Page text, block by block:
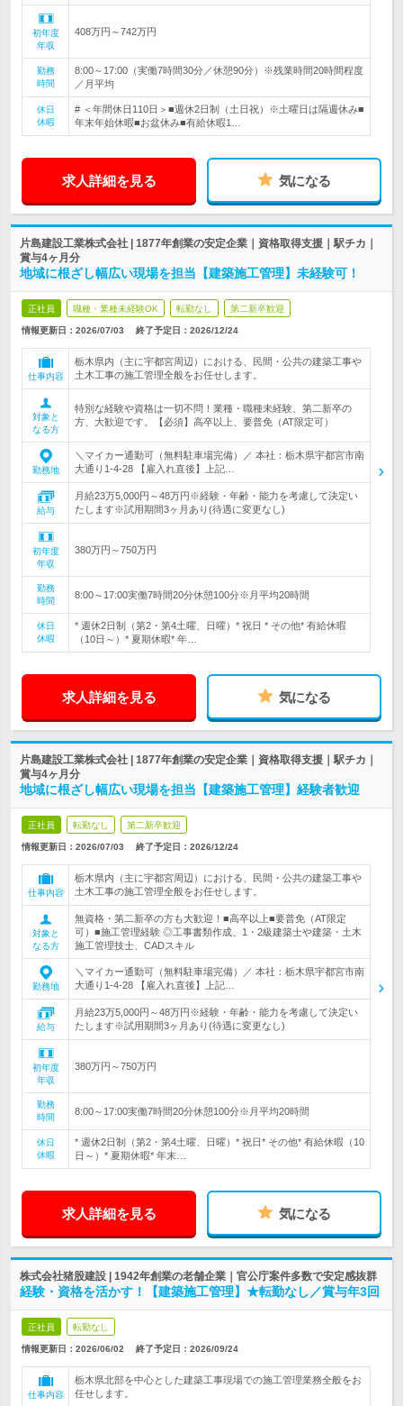
初年度
年収
408万円～742万円
勤務
時間
8:00～17:00（実働7時間30分／休憩90分）※残業時間20時間程度
／月平均
休日
休暇
# ＜年間休日110日＞■週休2日制（土日祝）※土曜日は隔週休み■
年末年始休暇■お盆休み■有給休暇1…
求人詳細を見る 気になる
片島建設工業株式会社 | 1877年創業の安定企業｜資格取得支援｜駅チカ｜
賞与4ヶ月分
地域に根ざし幅広い現場を担当【建築施工管理】未経験可！
正社員 職種・業種未経験OK 転勤なし 第二新卒歓迎
情報更新日：2026/07/03 終了予定日： 2026/12/24
仕事内容
栃木県内（主に宇都宮周辺）における、民間・公共の建築工事や
土木工事の施工管理全般をお任せします。
対象と
なる方
特別な経験や資格は一切不問！業種・職種未経験、第二新卒の
方、大歓迎です。【必須】高卒以上、要普免（AT限定可）
勤務地
＼マイカー通勤可（無料駐車場完備）／ 本社：栃木県宇都宮市南
大通り1-4-28 【雇入れ直後】上記…
給与
月給23万5,000円～48万円※経験・年齢・能力を考慮して決定い
たします※試用期間3ヶ月あり(待遇に変更なし)
初年度
年収
380万円～750万円
勤務
時間
8:00～17:00実働7時間20分休憩100分※月平均20時間
休日
休暇
* 週休2日制（第2・第4土曜、日曜）* 祝日 * その他* 有給休暇
（10日～）* 夏期休暇* 年…
求人詳細を見る 気になる
片島建設工業株式会社 | 1877年創業の安定企業｜資格取得支援｜駅チカ｜
賞与4ヶ月分
地域に根ざし幅広い現場を担当【建築施工管理】経験者歓迎
正社員 転勤なし 第二新卒歓迎
情報更新日：2026/07/03 終了予定日： 2026/12/24
仕事内容
栃木県内（主に宇都宮周辺）における、民間・公共の建築工事や
土木工事の施工管理全般をお任せします。
対象と
なる方
無資格・第二新卒の方も大歓迎！■高卒以上■要普免（AT限定
可）■施工管理経験 ◎工事書類作成、1・2級建築士や建築・土木
施工管理技士、CADスキル
勤務地
＼マイカー通勤可（無料駐車場完備）／ 本社：栃木県宇都宮市南
大通り1-4-28 【雇入れ直後】上記…
給与
月給23万5,000円～48万円※経験・年齢・能力を考慮して決定い
たします※試用期間3ヶ月あり(待遇に変更なし)
初年度
年収
380万円～750万円
勤務
時間
8:00～17:00実働7時間20分休憩100分※月平均20時間
休日
休暇
* 週休2日制（第2・第4土曜、日曜）* 祝日* その他* 有給休暇（10
日～）* 夏期休暇* 年末…
求人詳細を見る 気になる
株式会社猪股建設 | 1942年創業の老舗企業｜官公庁案件多数で安定感抜群
経験・資格を活かす！【建築施工管理】★転勤なし／賞与年3回
正社員 転勤なし
情報更新日：2026/06/02 終了予定日： 2026/09/24
仕事内容
栃木県北部を中心とした建築工事現場での施工管理業務全般をお
任せします。